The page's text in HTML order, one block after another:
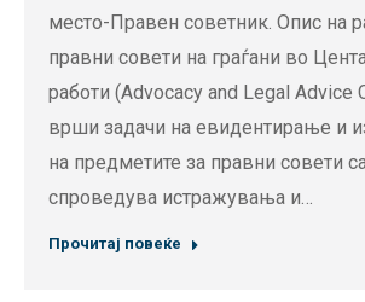
место-Правен советник. Опис на
правни совети на граѓани во
работи (Advocacy and Legal Advice
врши задачи на евидентирање и
на предметите за правни совети
спроведува истражувања и…
Прочитај повеќе